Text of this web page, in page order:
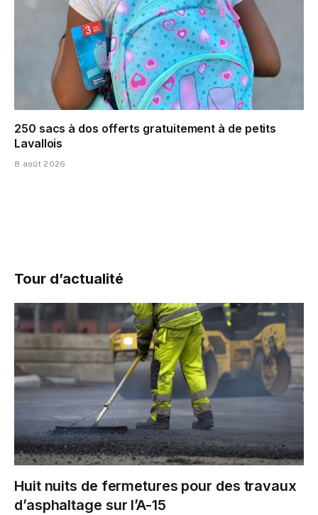
250 sacs à dos offerts gratuitement à de petits
Lavallois
8 août 2026
Tour d’actualité
Huit nuits de fermetures pour des travaux
d’asphaltage sur l’A-15